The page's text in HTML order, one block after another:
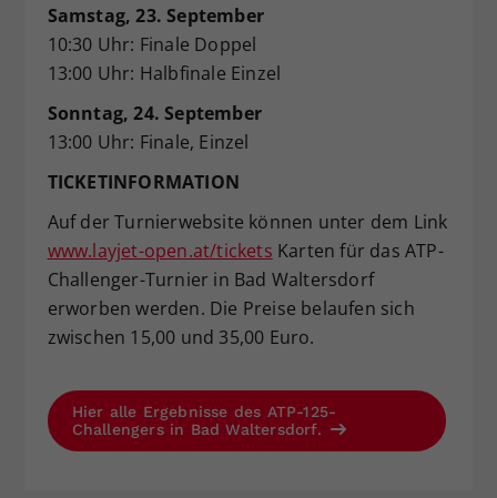
Samstag, 23. September
10:30 Uhr: Finale Doppel
13:00 Uhr: Halbfinale Einzel
Sonntag, 24. September
13:00 Uhr: Finale, Einzel
TICKETINFORMATION
Auf der Turnierwebsite können unter dem Link
www.layjet-open.at/tickets Karten für das ATP-
Challenger-Turnier in Bad Waltersdorf
erworben werden. Die Preise belaufen sich
zwischen 15,00 und 35,00 Euro.
Hier alle Ergebnisse des ATP-125-
Challengers in Bad Waltersdorf.